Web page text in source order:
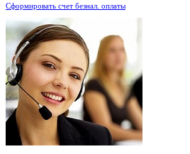
Сформировать счет безнал. оплаты